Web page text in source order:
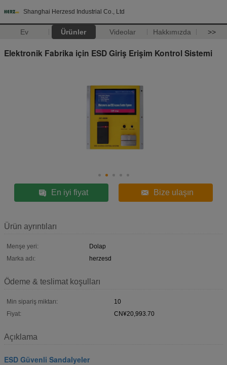
Shanghai Herzesd Industrial Co., Ltd
Ev Ürünler Videolar Hakkımızda >>
Elektronik Fabrika için ESD Giriş Erişim Kontrol Sistemi
En iyi fiyat Bize ulaşın
Ürün ayrıntıları
Menşe yeri:
Dolap
Marka adı:
herzesd
Ödeme & teslimat koşulları
Min sipariş miktarı:
10
Fiyat:
CN¥20,993.70
Açıklama
ESD Güvenli Sandalyeler